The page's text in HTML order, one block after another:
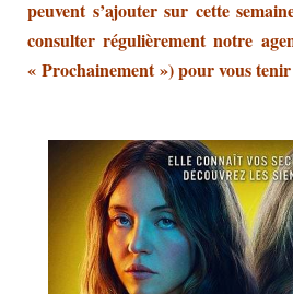
peuvent s’ajouter sur cette
consulter régulièrement notre
« Prochainement ») pour vous